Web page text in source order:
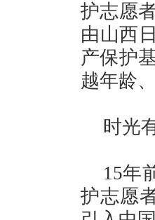
护志愿
由山西
产保护
越年龄
时光
15年
护志愿